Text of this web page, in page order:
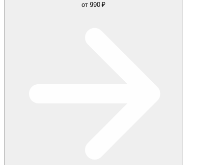
от 990 ₽